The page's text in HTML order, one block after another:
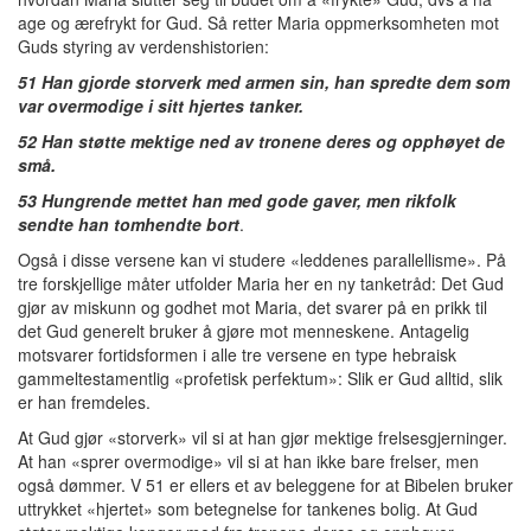
age og ærefrykt for Gud. Så retter Maria oppmerksomheten mot
Guds styring av verdenshistorien:
51 Han gjorde storverk med armen sin, han spredte dem som
var overmodige i sitt hjertes tanker.
52 Han støtte mektige ned av tronene deres og opphøyet de
små.
53 Hungrende mettet han med gode gaver, men rikfolk
sendte han tomhendte bort.
Også i disse versene kan vi studere «leddenes parallellisme». På
tre forskjellige måter utfolder Maria her en ny tanketråd: Det Gud
gjør av miskunn og godhet mot Maria, det svarer på en prikk til
det Gud generelt bruker å gjøre mot menneskene. Antagelig
motsvarer fortidsformen i alle tre versene en type hebraisk
gammeltestamentlig «profetisk perfektum»: Slik er Gud alltid, slik
er han fremdeles.
At Gud gjør «storverk» vil si at han gjør mektige frelsesgjerninger.
At han «sprer overmodige» vil si at han ikke bare frelser, men
også dømmer. V 51 er ellers et av beleggene for at Bibelen bruker
uttrykket «hjertet» som betegnelse for tankenes bolig. At Gud